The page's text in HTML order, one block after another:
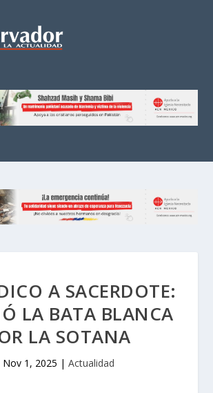
A SACERDOTE:
LA BATA BLANCA
LA SOTANA
Nov 1, 2025 | Actualidad